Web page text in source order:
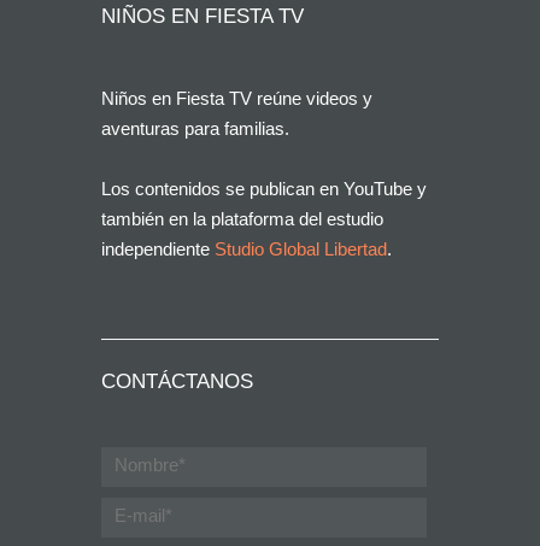
NIÑOS EN FIESTA TV
Niños en Fiesta TV reúne videos y
aventuras para familias.
Los contenidos se publican en YouTube y
también en la plataforma del estudio
independiente Studio Global Libertad.
CONTÁCTANOS